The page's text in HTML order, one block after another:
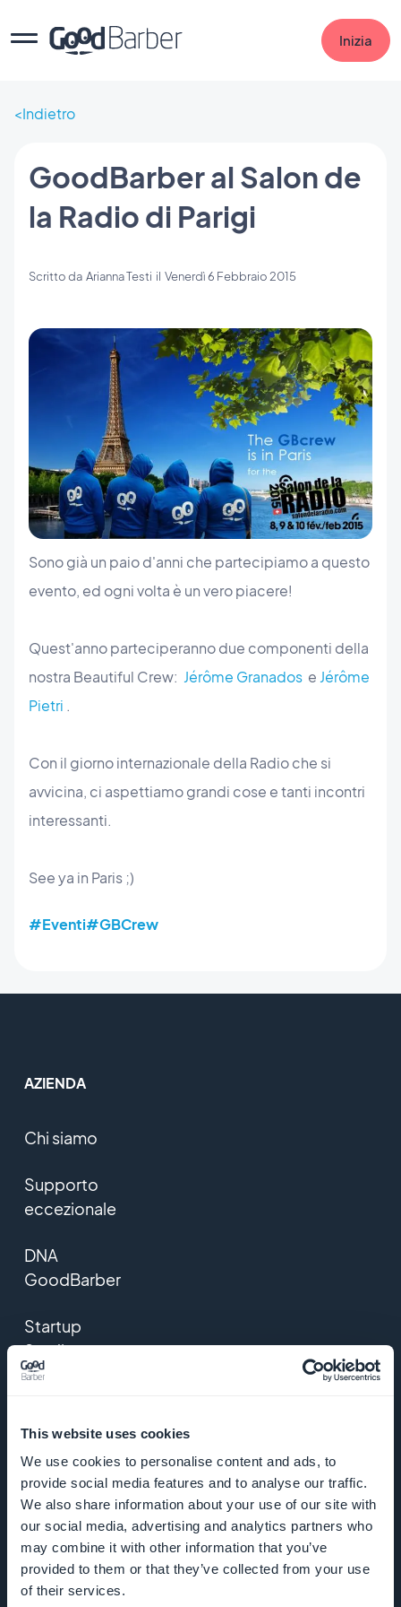
This website uses cookies
We use cookies to personalise content and ads, to
provide social media features and to analyse our traffic.
We also share information about your use of our site with
our social media, advertising and analytics partners who
may combine it with other information that you’ve
provided to them or that they’ve collected from your use
of their services.
Inizia
Indietro
GoodBarber al Salon de
la Radio di Parigi
Scritto da Arianna Testi il Venerdì 6 Febbraio 2015
Sono già un paio d'anni che partecipiamo a questo
evento, ed ogni volta è un vero piacere!
Quest'anno parteciperanno due componenti della
nostra Beautiful Crew: Jérôme Granados eJérôme
Pietri .
Con il giorno internazionale della Radio che si
avvicina, ci aspettiamo grandi cose e tanti incontri
interessanti.
See ya in Paris ;)
#Eventi#GBCrew
AZIENDA
Chi siamo
Supporto
eccezionale
DNA
GoodBarber
Startup
Studio
Stampa
T&C
Politica della
privacy e